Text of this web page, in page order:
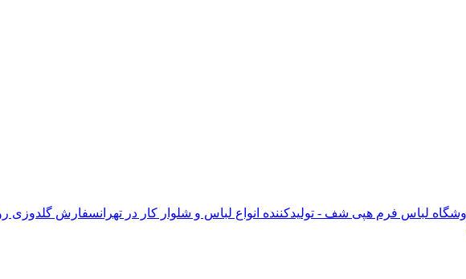
لباس فرم هپی شف - تولیدکننده انواع لباس و شلوار کار در تهرانسفارش گلدوزی